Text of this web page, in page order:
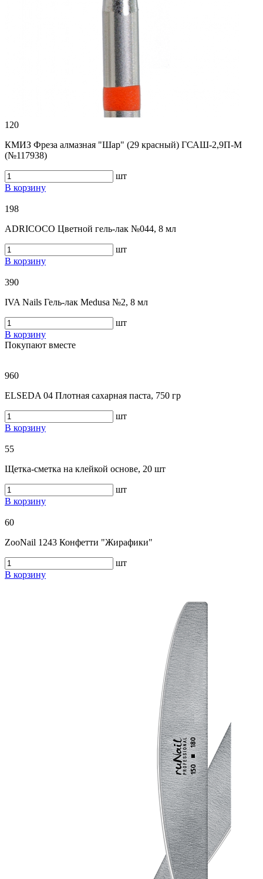
120
КМИЗ Фреза алмазная "Шар" (29 красный) ГСАШ-2,9П-М
(№117938)
шт
В корзину
198
ADRICOCO Цветной гель-лак №044, 8 мл
шт
В корзину
390
IVA Nails Гель-лак Medusa №2, 8 мл
шт
В корзину
Покупают вместе
960
ELSEDA 04 Плотная сахарная паста, 750 гр
шт
В корзину
55
Щетка-сметка на клейкой основе, 20 шт
шт
В корзину
60
ZooNail 1243 Конфетти "Жирафики"
шт
В корзину